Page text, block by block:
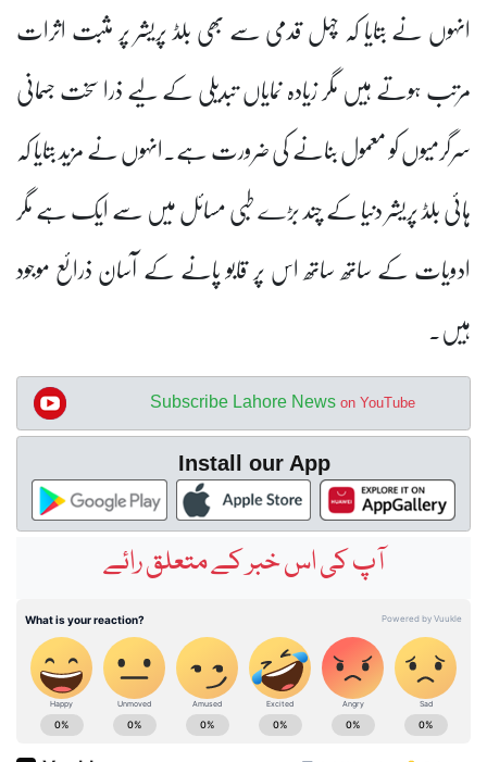
انہوں نے بتایا کہ چہل قدمی سے بھی بلڈ پریشر پر مثبت اثرات
مرتب ہوتے ہیں مگر زیادہ نمایاں تبدیلی کے لیے ذرا سخت جسمانی
سرگرمیوں کو معمول بنانے کی ضرورت ہے۔انہوں نے مزید بتایا کہ
ہائی بلڈ پریشر دنیا کے چند بڑے طبی مسائل میں سے ایک ہے مگر
ادویات کے ساتھ ساتھ اس پر قابو پانے کے آسان ذرائع موجود
ہیں۔
Subscribe Lahore News on YouTube
Install our App
آپ کی اس خبر کے متعلق رائے